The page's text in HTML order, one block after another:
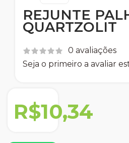
REJUNTE
QUARTZOLIT
0 avaliações
Seja o primeiro a avaliar
R$10,34